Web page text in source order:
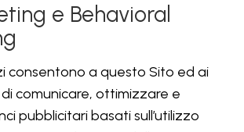
e Behavioral
consentono a questo Sito ed ai
comunicare, ottimizzare e
pubblicitari basati sull’utilizzo